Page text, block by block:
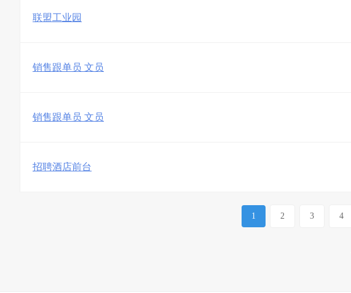
联盟工业园
销售跟单员 文员
销售跟单员 文员
招聘酒店前台
1 2 3 4